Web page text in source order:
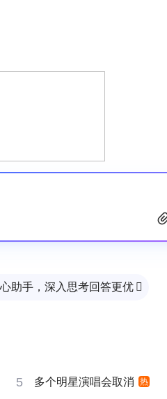
助手，深入思考回答更优 
5 多个明星演唱会取消 热